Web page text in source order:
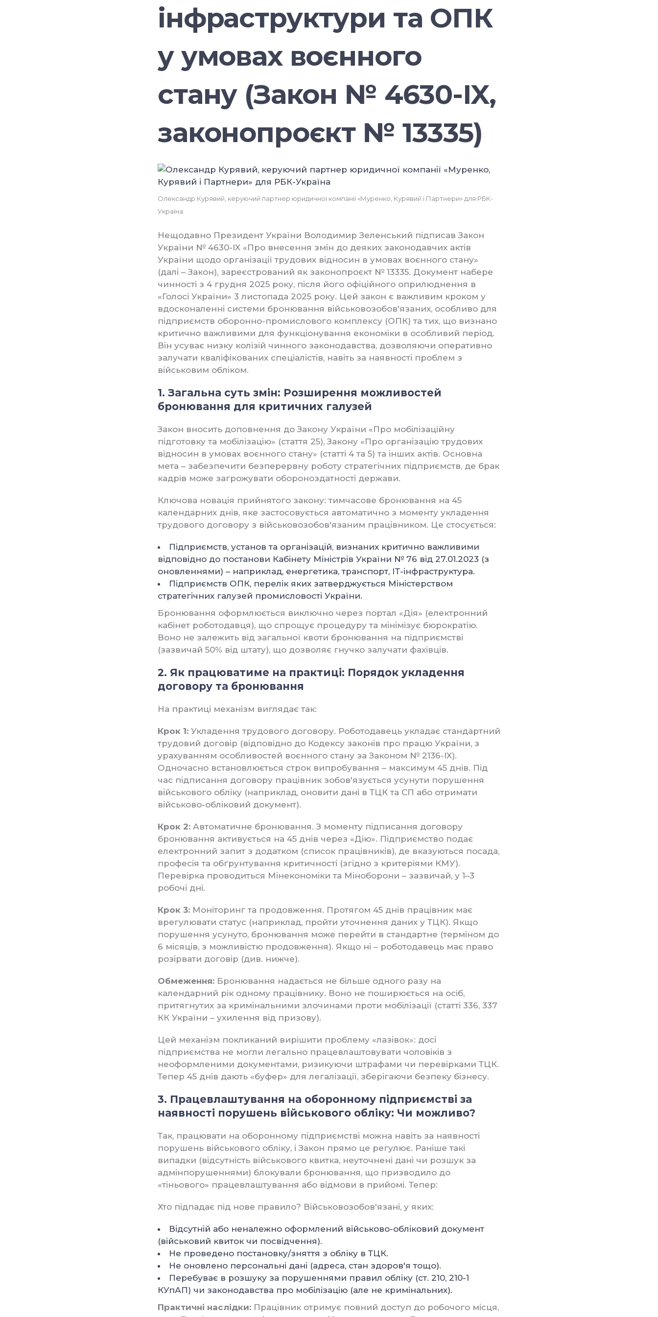
інфраструктури та ОПК
у умовах воєнного
стану (Закон № 4630-IX,
законопроєкт № 13335)
Олександр Курявий, керуючий партнер юридичної компанії «Муренко, Курявий і Партнери» для РБК-
Україна
Нещодавно Президент України Володимир Зеленський підписав Закон
України № 4630-IX «Про внесення змін до деяких законодавчих актів
України щодо організації трудових відносин в умовах воєнного стану»
(далі – Закон), зареєстрований як законопроєкт № 13335. Документ набере
чинності з 4 грудня 2025 року, після його офіційного оприлюднення в
«Голосі України» 3 листопада 2025 року. Цей закон є важливим кроком у
вдосконаленні системи бронювання військовозобов'язаних, особливо для
підприємств оборонно-промислового комплексу (ОПК) та тих, що визнано
критично важливими для функціонування економіки в особливий період.
Він усуває низку колізій чинного законодавства, дозволяючи оперативно
залучати кваліфікованих спеціалістів, навіть за наявності проблем з
військовим обліком.
1. Загальна суть змін: Розширення можливостей
бронювання для критичних галузей
Закон вносить доповнення до Закону України «Про мобілізаційну
підготовку та мобілізацію» (стаття 25), Закону «Про організацію трудових
відносин в умовах воєнного стану» (статті 4 та 5) та інших актів. Основна
мета – забезпечити безперервну роботу стратегічних підприємств, де брак
кадрів може загрожувати обороноздатності держави.
Ключова новація прийнятого закону: тимчасове бронювання на 45
календарних днів, яке застосовується автоматично з моменту укладення
трудового договору з військовозобов'язаним працівником. Це стосується:
Підприємств, установ та організацій, визнаних критично важливими
відповідно до постанови Кабінету Міністрів України № 76 від 27.01.2023 (з
оновленнями) – наприклад, енергетика, транспорт, IT-інфраструктура.
Підприємств ОПК, перелік яких затверджується Міністерством
стратегічних галузей промисловості України.
Бронювання оформлюється виключно через портал «Дія» (електронний
кабінет роботодавця), що спрощує процедуру та мінімізує бюрократію.
Воно не залежить від загальної квоти бронювання на підприємстві
(зазвичай 50% від штату), що дозволяє гнучко залучати фахівців.
2. Як працюватиме на практиці: Порядок укладення
договору та бронювання
На практиці механізм виглядає так:
Крок 1: Укладення трудового договору. Роботодавець укладає стандартний
трудовий договір (відповідно до Кодексу законів про працю України, з
урахуванням особливостей воєнного стану за Законом № 2136-IX).
Одночасно встановлюється строк випробування – максимум 45 днів. Під
час підписання договору працівник зобов'язується усунути порушення
військового обліку (наприклад, оновити дані в ТЦК та СП або отримати
військово-обліковий документ).
Крок 2: Автоматичне бронювання. З моменту підписання договору
бронювання активується на 45 днів через «Дію». Підприємство подає
електронний запит з додатком (список працівників), де вказуються посада,
професія та обґрунтування критичності (згідно з критеріями КМУ).
Перевірка проводиться Мінекономіки та Міноборони – зазвичай, у 1–3
робочі дні.
Крок 3: Моніторинг та продовження. Протягом 45 днів працівник має
врегулювати статус (наприклад, пройти уточнення даних у ТЦК). Якщо
порушення усунуто, бронювання може перейти в стандартне (терміном до
6 місяців, з можливістю продовження). Якщо ні – роботодавець має право
розірвати договір (див. нижче).
Обмеження: Бронювання надається не більше одного разу на
календарний рік одному працівнику. Воно не поширюється на осіб,
притягнутих за кримінальними злочинами проти мобілізації (статті 336, 337
КК України – ухилення від призову).
Цей механізм покликаний вирішити проблему «лазівок»: досі
підприємства не могли легально працевлаштовувати чоловіків з
неоформленими документами, ризикуючи штрафами чи перевірками ТЦК.
Тепер 45 днів дають «буфер» для легалізації, зберігаючи безпеку бізнесу.
3. Працевлаштування на оборонному підприємстві за
наявності порушень військового обліку: Чи можливо?
Так, працювати на оборонному підприємстві можна навіть за наявності
порушень військового обліку, і Закон прямо це регулює. Раніше такі
випадки (відсутність військового квитка, неуточнені дані чи розшук за
адмінпорушеннями) блокували бронювання, що призводило до
«тіньового» працевлаштування або відмови в прийомі. Тепер:
Хто підпадає під нове правило? Військовозобов'язані, у яких:
Відсутній або неналежно оформлений військово-обліковий документ
(військовий квиток чи посвідчення).
Не проведено постановку/зняття з обліку в ТЦК.
Не оновлено персональні дані (адреса, стан здоров'я тощо).
Перебуває в розшуку за порушеннями правил обліку (ст. 210, 210-1
КУпАП) чи законодавства про мобілізацію (але не кримінальних).
Практичні наслідки: Працівник отримує повний доступ до робочого місця,